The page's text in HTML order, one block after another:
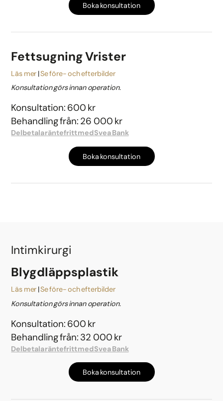
Boka konsultation
Fettsugning Vrister
Läs mer Se före- och efterbilder
Konsultation görs innan operation.
Konsultation: 600 kr
Behandling från: 26 000 kr
Delbetala räntefritt med Svea Bank
Boka konsultation
Intimkirurgi
Blygdläppsplastik
Läs mer Se före- och efterbilder
Konsultation görs innan operation.
Konsultation: 600 kr
Behandling från: 32 000 kr
Delbetala räntefritt med Svea Bank
Boka konsultation